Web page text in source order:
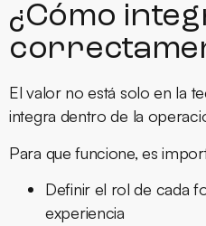
¿Cómo
El valor no está solo en la
integra dentro de la
Para que funcione, es
Definir el rol de cada
experiencia